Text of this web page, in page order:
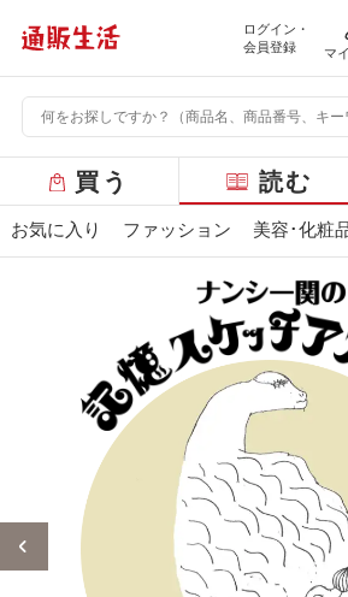
ログイン・
会員登録
マ
ー
バ
買う 読む
お気に入り ファッション 美容･化粧